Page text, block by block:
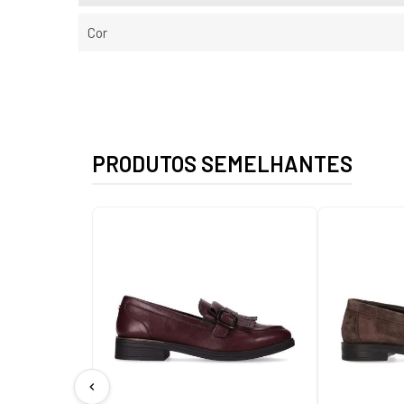
Cor
PRODUTOS SEMELHANTES
chevron_left